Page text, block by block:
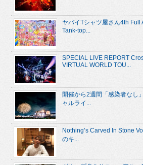
ヤバイTシャツ屋さん4th
Tank-top...
SPECIAL LIVE REPORT
VIRTUAL WORLD TOU...
開催から2週間「感染者なし
ャルライ...
Nothing’s Carved In Stone
のキ...